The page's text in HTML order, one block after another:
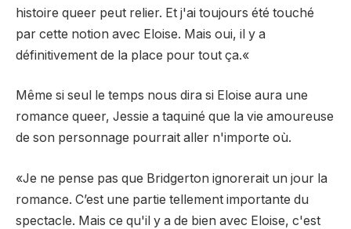
histoire queer peut relier. Et j'ai toujours été touché
par cette notion avec Eloise. Mais oui, il y a
définitivement de la place pour tout ça.«
Même si seul le temps nous dira si Eloise aura une
romance queer, Jessie a taquiné que la vie amoureuse
de son personnage pourrait aller n'importe où.
«Je ne pense pas que Bridgerton ignorerait un jour la
romance. C’est une partie tellement importante du
spectacle. Mais ce qu'il y a de bien avec Eloise, c'est